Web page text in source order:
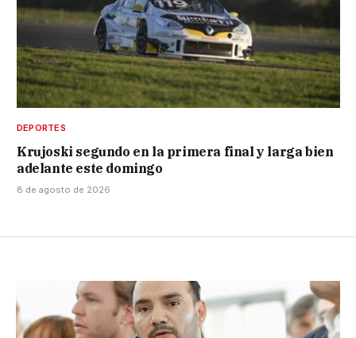
DEPORTES
Krujoski segundo en la primera final y larga bien
adelante este domingo
8 de agosto de 2026